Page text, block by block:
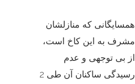
همسایگانی که منازلشان
مشرف به این کاخ است،
از بی توجهی و عدم
رسیدگی ساکنان آن طی 2